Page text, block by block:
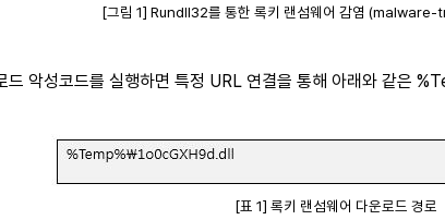
[그림 1] Rundll32를 통한 록키 랜섬웨어 감염
드 악성코드를 실행하면 특정 URL 연결을 통해 아래와 같은
[표 1] 록키 랜섬웨어 다운로드 경로